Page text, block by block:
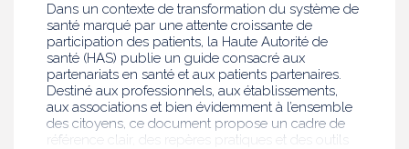
Dans un contexte de transformation du système de
santé marqué par une attente croissante de
participation des patients, la Haute Autorité de
santé (HAS) publie un guide consacré aux
partenariats en santé et aux patients partenaires.
Destiné aux professionnels, aux établissements,
aux associations et bien évidemment à l’ensemble
des citoyens, ce document propose un cadre de
référence clair, des repères pratiques et des outils